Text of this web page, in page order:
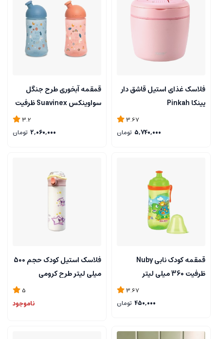
فلاسک غذای استیل قاشق دار
پینکا Pinkah
3.67
5,740,000 تومان
قمقمه آبخوری طرح جنگل
سواوینکس Suavinex ظرفیت
3.2
2,060,000 تومان
قمقمه کودک نابی Nuby
ظرفیت 360 میلی لیتر
3.67
450,000 تومان
فلاسک استیل کودک حجم 500
میلی لیتر طرح کرومی
5
ناموجود